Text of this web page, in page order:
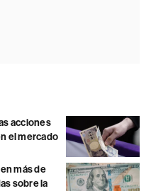
acciones
el mercado
más de
sobre la